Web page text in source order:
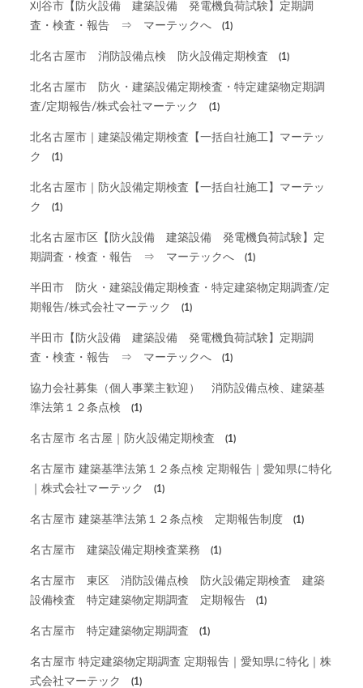
刈谷市【防火設備 建築設備 発電機負荷試験】定期調
査・検査・報告 ⇒ マーテックへ
(1)
北名古屋市 消防設備点検 防火設備定期検査 (1)
北名古屋市 防火・建築設備定期検査・特定建築物定期調
査/定期報告/株式会社マーテック
(1)
北名古屋市｜建築設備定期検査【一括自社施工】マーテッ
ク
(1)
北名古屋市｜防火設備定期検査【一括自社施工】マーテッ
ク
(1)
北名古屋市区【防火設備 建築設備 発電機負荷試験】定
期調査・検査・報告 ⇒ マーテックへ
(1)
半田市 防火・建築設備定期検査・特定建築物定期調査/定
期報告/株式会社マーテック
(1)
半田市【防火設備 建築設備 発電機負荷試験】定期調
査・検査・報告 ⇒ マーテックへ
(1)
協力会社募集（個人事業主歓迎） 消防設備点検、建築基
準法第１２条点検
(1)
名古屋市 名古屋｜防火設備定期検査 (1)
名古屋市 建築基準法第１２条点検 定期報告｜愛知県に特化
｜株式会社マーテック
(1)
名古屋市 建築基準法第１２条点検 定期報告制度 (1)
名古屋市 建築設備定期検査業務 (1)
名古屋市 東区 消防設備点検 防火設備定期検査 建築
設備検査 特定建築物定期調査 定期報告
(1)
名古屋市 特定建築物定期調査 (1)
名古屋市 特定建築物定期調査 定期報告｜愛知県に特化｜株
式会社マーテック
(1)